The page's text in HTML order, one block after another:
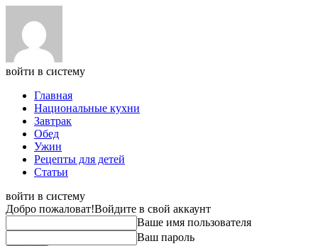
войти в систему
Главная
Национальные кухни
Завтрак
Обед
Ужин
Рецепты для детей
Статьи
войти в систему
Добро пожаловат!Войдите в свой аккаунт
Ваше имя пользователя
Ваш пароль